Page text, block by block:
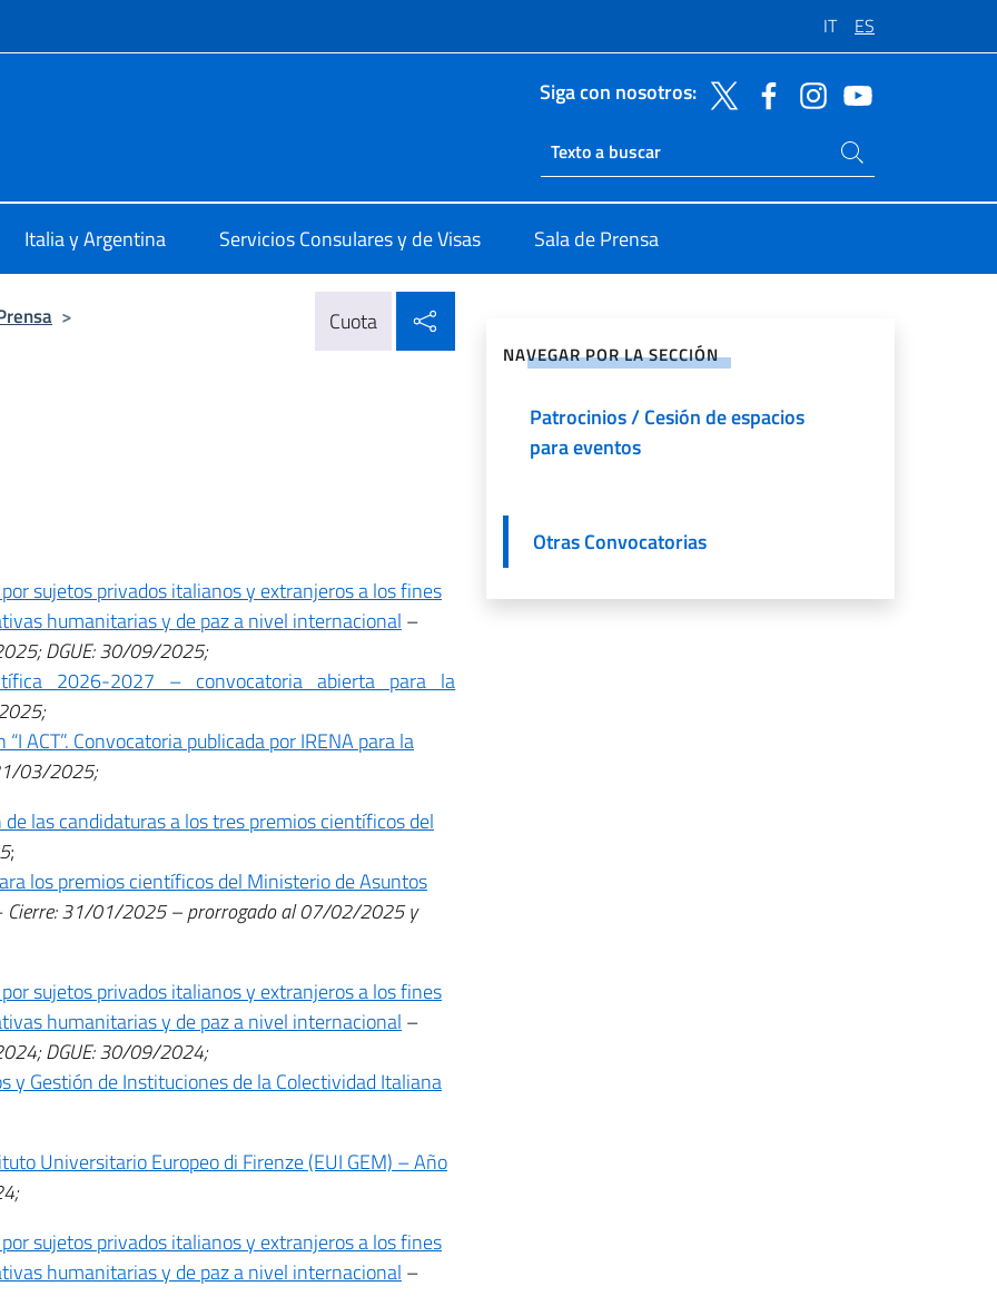
IT ES
sociales y menú Siga con nosotros:
Ricerca sito live
Buscar en el sitio
Italia y Argentina Servicios Consulares y de Visas Sala de Prensa
>
Cuota
sujetos privados italianos y extranjeros a los fines
humanitarias y de paz a nivel internacional –
DGUE: 30/09/2025;
2026-2027 – convocatoria abierta para la
ACT”. Convocatoria publicada por IRENA para la
03/2025;
las candidaturas a los tres premios científicos del
;
los premios científicos del Ministerio de Asuntos
Cierre: 31/01/2025 – prorrogado al 07/02/2025 y
sujetos privados italianos y extranjeros a los fines
humanitarias y de paz a nivel internacional –
DGUE: 30/09/2024;
y Gestión de Instituciones de la Colectividad Italiana
Universitario Europeo di Firenze (EUI GEM) – Año
sujetos privados italianos y extranjeros a los fines
humanitarias y de paz a nivel internacional –
NAVEGAR POR LA SECCIÓN
Patrocinios / Cesión de espacios
para eventos
Otras Convocatorias